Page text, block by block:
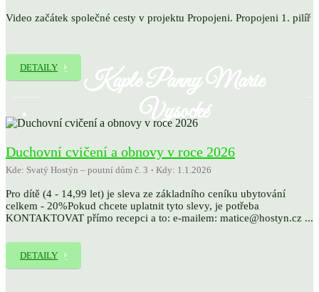
Kaple Panny Marie
Vysocké
Video začátek společné cesty v projektu Propojeni. Propojeni 1. pilíř
DETAILY
Duchovní cvičení a obnovy v roce 2026
Kde: Svatý Hostýn – poutní dům č. 3 Kdy: 1.1.2026
Pro dítě (4 - 14,99 let) je sleva ze základního ceníku ubytování
celkem - 20%Pokud chcete uplatnit tyto slevy, je potřeba
KONTAKTOVAT přímo recepci a to: e-mailem: matice@hostyn.cz ...
DETAILY